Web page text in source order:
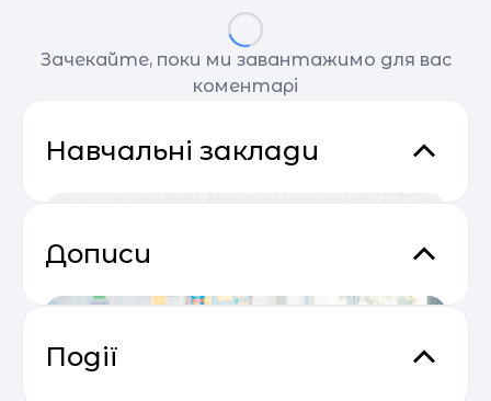
Зачекайте, поки ми завантажимо для вас
коментарі
Навчальні заклади
Дописи
Події